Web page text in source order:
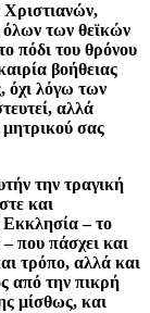
Χριστιανών,
όλων των θεϊκών
πόδι του θρόνου
βοήθειας
όχι λόγω των
αλλά
σας
την τραγική
και
Εκκλησία – το
που πάσχει και
τρόπο, αλλά και
από την πικρή
μίσθως, και